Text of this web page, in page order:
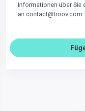
Informationen über Sie
an contact@troov.com